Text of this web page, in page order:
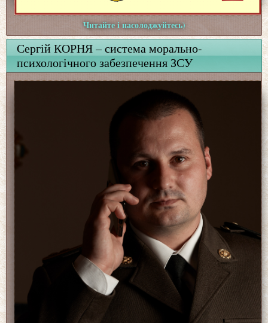
Читайте і насолоджуйтесь)
Сергій КОРНЯ – система морально-
психологічного забезпечення ЗСУ